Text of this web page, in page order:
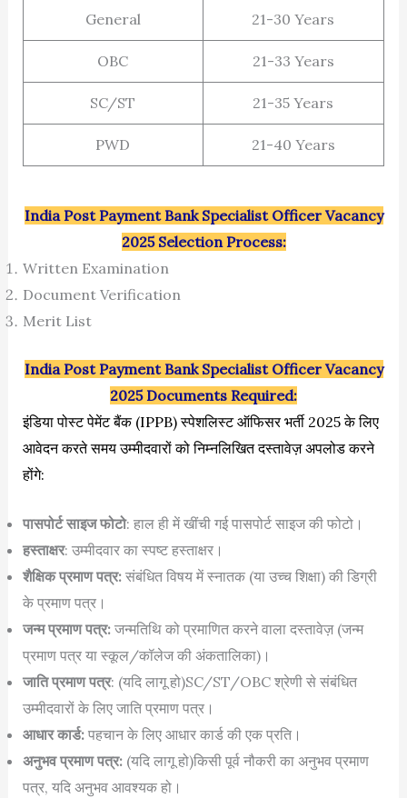
General 21-30 Years
OBC 21-33 Years
SC/ST 21-35 Years
PWD 21-40 Years
India Post Payment Bank Specialist Officer Vacancy
2025 Selection Process:
Written Examination
Document Verification
Merit List
India Post Payment Bank Specialist Officer Vacancy
2025 Documents Required:
इंडिया पोस्ट पेमेंट बैंक (IPPB) स्पेशलिस्ट ऑफिसर भर्ती 2025 के लिए
आवेदन करते समय उम्मीदवारों को निम्नलिखित दस्तावेज़ अपलोड करने
होंगे:
पासपोर्ट साइज फोटो: हाल ही में खींची गई पासपोर्ट साइज की फोटो।
हस्ताक्षर: उम्मीदवार का स्पष्ट हस्ताक्षर।
शैक्षिक प्रमाण पत्र:संबंधित विषय में स्नातक (या उच्च शिक्षा) की डिग्री
के प्रमाण पत्र।
जन्म प्रमाण पत्र: जन्मतिथि को प्रमाणित करने वाला दस्तावेज़ (जन्म
प्रमाण पत्र या स्कूल/कॉलेज की अंकतालिका)।
जाति प्रमाण पत्र: (यदि लागू हो)SC/ST/OBC श्रेणी से संबंधित
उम्मीदवारों के लिए जाति प्रमाण पत्र।
आधार कार्ड: पहचान के लिए आधार कार्ड की एक प्रति।
अनुभव प्रमाण पत्र: (यदि लागू हो)किसी पूर्व नौकरी का अनुभव प्रमाण
पत्र, यदि अनुभव आवश्यक हो।